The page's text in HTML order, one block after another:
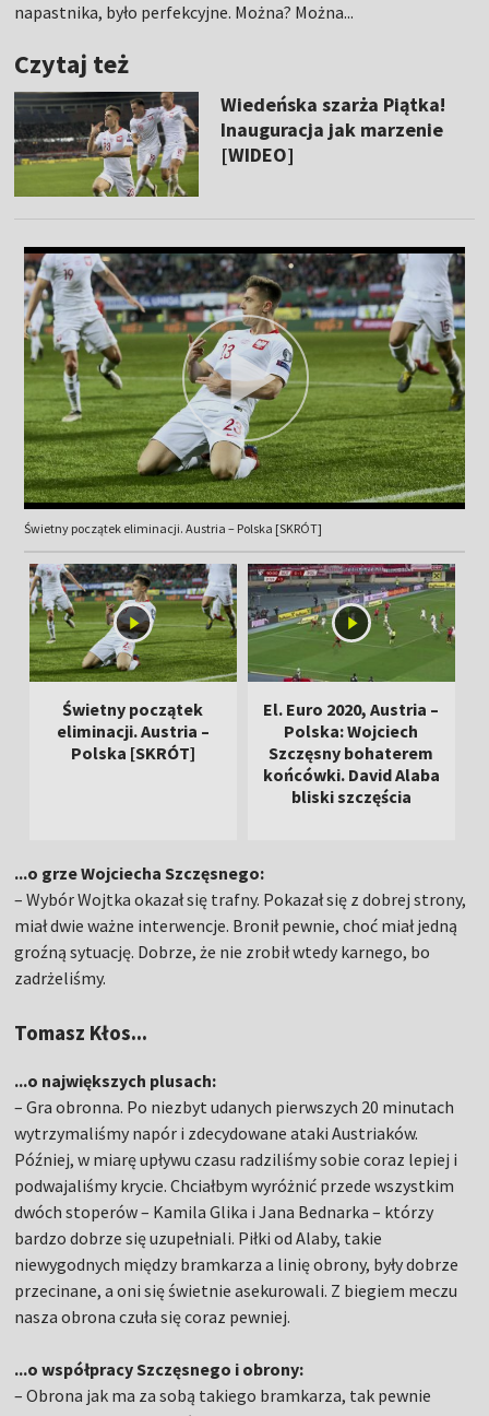
napastnika, było perfekcyjne. Można? Można...
Czytaj też
Wiedeńska szarża Piątka!
Inauguracja jak marzenie
[WIDEO]
Świetny początek eliminacji. Austria – Polska [SKRÓT]
Świetny początek
eliminacji. Austria –
Polska [SKRÓT]
El. Euro 2020, Austria –
Polska: Wojciech
Szczęsny bohaterem
końcówki. David Alaba
bliski szczęścia
...o grze Wojciecha Szczęsnego:
– Wybór Wojtka okazał się trafny. Pokazał się z dobrej strony,
miał dwie ważne interwencje. Bronił pewnie, choć miał jedną
groźną sytuację. Dobrze, że nie zrobił wtedy karnego, bo
zadrżeliśmy.
Tomasz Kłos...
...o największych plusach:
– Gra obronna. Po niezbyt udanych pierwszych 20 minutach
wytrzymaliśmy napór i zdecydowane ataki Austriaków.
Później, w miarę upływu czasu radziliśmy sobie coraz lepiej i
podwajaliśmy krycie. Chciałbym wyróżnić przede wszystkim
dwóch stoperów – Kamila Glika i Jana Bednarka – którzy
bardzo dobrze się uzupełniali. Piłki od Alaby, takie
niewygodnych między bramkarza a linię obrony, były dobrze
przecinane, a oni się świetnie asekurowali. Z biegiem meczu
nasza obrona czuła się coraz pewniej.
...o współpracy Szczęsnego i obrony:
– Obrona jak ma za sobą takiego bramkarza, tak pewnie